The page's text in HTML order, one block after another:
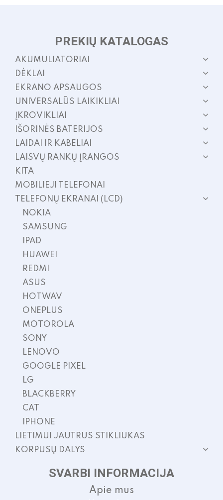
PREKIŲ KATALOGAS
AKUMULIATORIAI
DĖKLAI
EKRANO APSAUGOS
UNIVERSALŪS LAIKIKLIAI
ĮKROVIKLIAI
IŠORINĖS BATERIJOS
LAIDAI IR KABELIAI
LAISVŲ RANKŲ ĮRANGOS
KITA
MOBILIEJI TELEFONAI
TELEFONŲ EKRANAI (LCD)
NOKIA
SAMSUNG
IPAD
HUAWEI
REDMI
ASUS
HOTWAV
ONEPLUS
MOTOROLA
SONY
LENOVO
GOOGLE PIXEL
LG
BLACKBERRY
CAT
IPHONE
LIETIMUI JAUTRUS STIKLIUKAS
KORPUSŲ DALYS
SVARBI INFORMACIJA
Apie mus